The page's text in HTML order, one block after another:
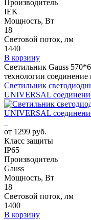
Производитель
IEK
Мощность, Вт
18
Световой поток, лм
1440
В корзину
Светильник Gauss
технологии
Светильник
UNIVERSAL
от 1299 руб.
Класс защиты
IP65
Производитель
Gauss
Мощность, Вт
18
Световой поток, лм
1400
В корзину